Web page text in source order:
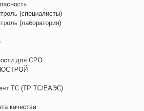
(специалисты)
(лаборатория)
для СРО
ТС (ТР ТС/ЕАЭС)
качества